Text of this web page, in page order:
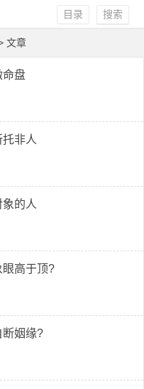
搜索
目录
文章
命盘
非人
的人
高于顶?
断姻缘?